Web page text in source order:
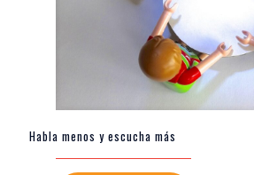
Habla menos y escucha más